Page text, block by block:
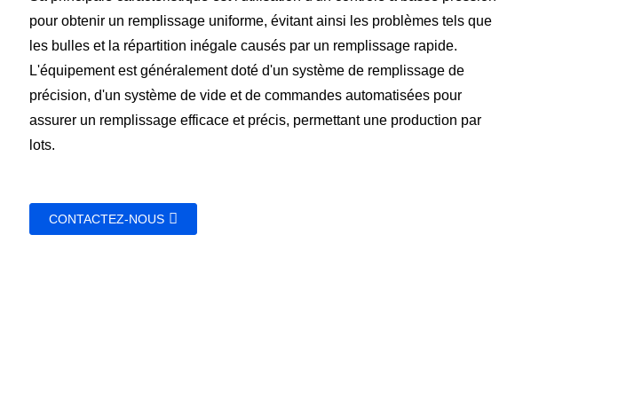
pour obtenir un remplissage uniforme, évitant ainsi les problèmes tels que
les bulles et la répartition inégale causés par un remplissage rapide.
L'équipement est généralement doté d'un système de remplissage de
précision, d'un système de vide et de commandes automatisées pour
assurer un remplissage efficace et précis, permettant une production par
lots.
CONTACTEZ-NOUS